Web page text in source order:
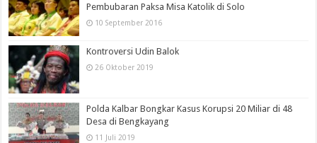
Pembubaran Paksa Misa Katolik di Solo
10 September 2016
Kontroversi Udin Balok
26 Oktober 2019
Polda Kalbar Bongkar Kasus Korupsi 20 Miliar di 48
Desa di Bengkayang
11 Juli 2019